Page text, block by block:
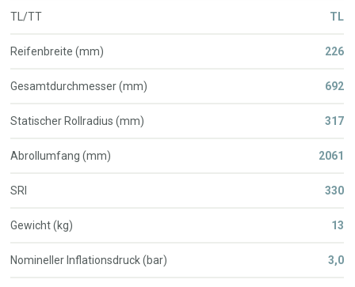
TL/TT TL
Reifenbreite (mm) 226
Gesamtdurchmesser (mm) 692
Statischer Rollradius (mm) 317
Abrollumfang (mm) 2061
SRI 330
Gewicht (kg) 13
Nomineller Inflationsdruck (bar) 3,0